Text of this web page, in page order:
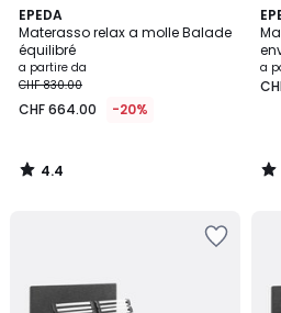
EPEDA
Materasso relax a molle Balade
équilibré
a partire da
CHF 830.00
CHF 664.00 -20%
4.4
/ 5
4.4
/
a
/
/